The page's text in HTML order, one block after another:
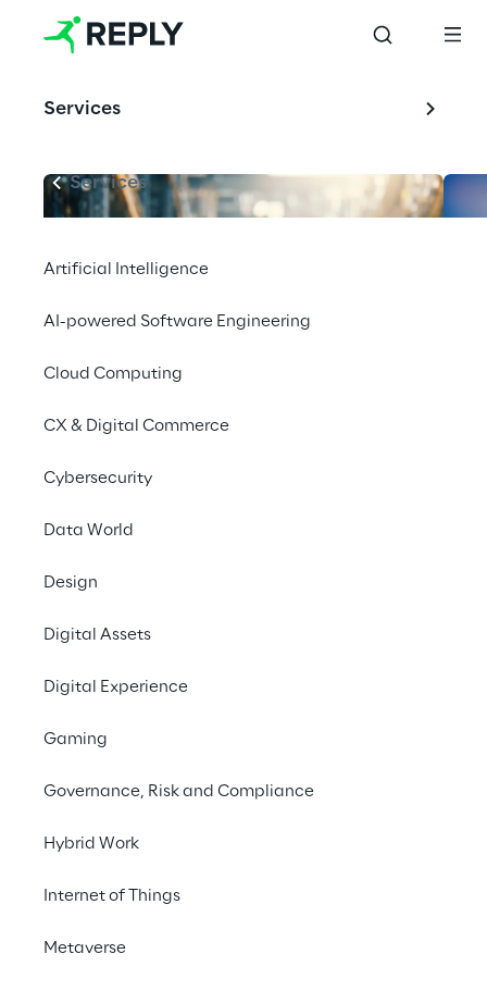
Services
Services
Artificial Intelligence
AI-powered Software Engineering
Cloud Computing
CX & Digital Commerce
Cybersecurity
Data World
Design
Digital Assets
Digital Experience
Gaming
Governance, Risk and Compliance
Hybrid Work
Internet of Things
Metaverse
Saipem améliore sécurité et
autonomes
WE BELIEVE